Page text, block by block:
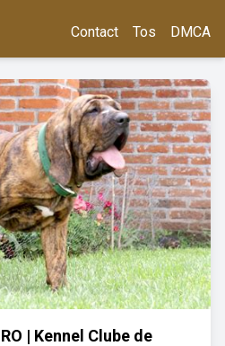
Contact Tos DMCA
| Kennel Clube de